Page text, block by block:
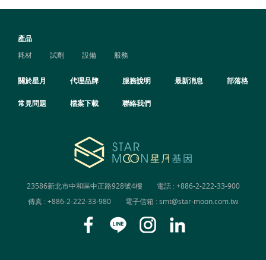
產品
耗材
試劑 設備 服務
關於星月 代理品牌 服務說明 最新消息 部落格
常見問題 檔案下載 聯絡我們
23586新北市中和區中正路928號4樓 電話 :+886-2-222-33-900
傳真 : +886-2-222-33-980
電子信箱 :smt@star-moon.com.tw